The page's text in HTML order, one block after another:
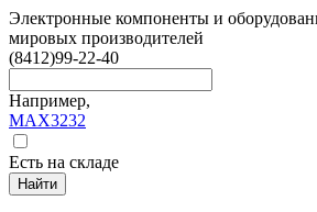
Электронные компоненты и
мировых производителей
(8412)99-22-40
Например,
MAX3232
Есть на складе
Найти